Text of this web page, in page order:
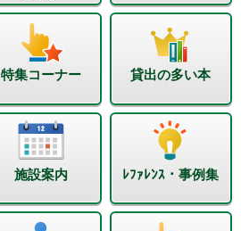
特集コーナー 貸出の多い本
施設案内 ﾚﾌｧﾚﾝｽ・事例集